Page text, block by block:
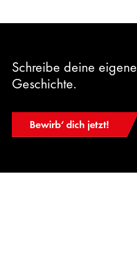
Schreibe deine eigene
Geschichte.
Bewirb‘ dich jetzt!